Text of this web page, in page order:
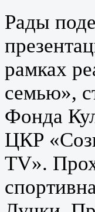
Рады
рамках
семью»,
Фонда
ЦКР
TV».